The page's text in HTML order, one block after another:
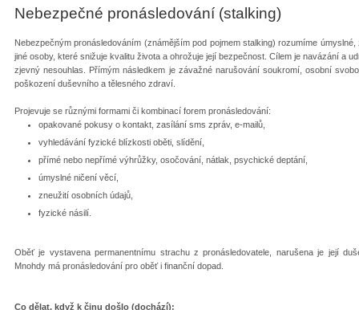
Nebezpečné pronásledování (stalking)
Nebezpečným pronásledováním (známějším pod pojmem stalking) rozumíme
jiné osoby, které snižuje kvalitu života a ohrožuje její bezpečnost. Cílem je navázání a
zjevný nesouhlas. Přímým následkem je závažné narušování soukromí, osobní
poškození duševního a tělesného zdraví.
Projevuje se různými formami či kombinací forem pronásledování:
opakované pokusy o kontakt, zasílání sms zpráv, e-mailů,
vyhledávání fyzické blízkosti oběti, slídění,
přímé nebo nepřímé výhrůžky, osočování, nátlak, psychické deptání,
úmyslné ničení věcí,
zneužití osobních údajů,
fyzické násilí.
Oběť je vystavena permanentnímu strachu z pronásledovatele, narušena je její
Mnohdy má pronásledování pro oběť i finanční dopad.
Co dělat, když k činu došlo (dochází):